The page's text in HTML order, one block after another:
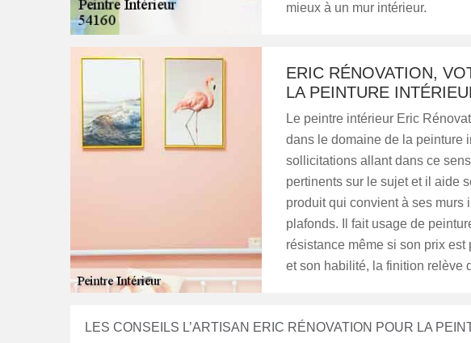
mieux à un mur intérieur.
ERIC RÉNOVATION,
LA PEINTURE
Le peintre intérieur Eric
dans le domaine de la peinture
sollicitations allant dans ce
pertinents sur le sujet et il aide
produit qui convient à ses murs
plafonds. Il fait usage de
résistance même si son prix
et son habilité, la finition relève
LES CONSEILS L’ARTISAN ERIC RÉNOVATION POUR LA